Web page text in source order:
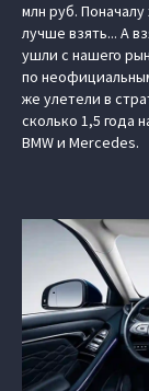
млн руб.
лучше взять... А
ушли с нашего
по
же улетели в
сколько 1,5 года
BMW и Mercedes.